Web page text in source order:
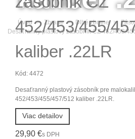
Úvod > Zbrane > Dlhé zbrane >
Desaťranný plastový zásobník CZ 452/453/
452/453/455/
kaliber .22LR
Kód: 4472
Desaťranný plastový zásobník pre
452/453/455/457/512 kaliber .22LR.
Viac detailov
29,90 €s DPH